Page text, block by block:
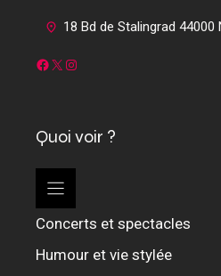
18 Bd de Stalingrad 44000
Facebook
X Instagram
Quoi voir ?
Concerts et spectacles
Humour et vie stylée